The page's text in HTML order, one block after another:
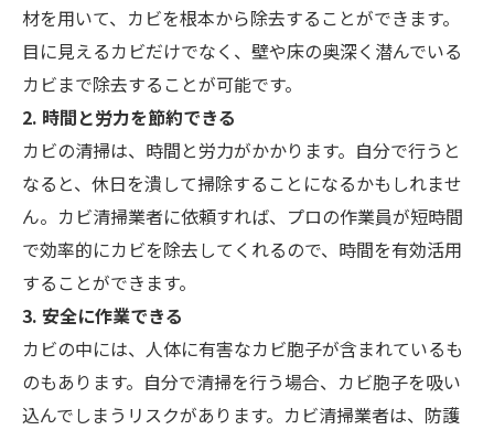
材を用いて、カビを根本から除去することができます。
目に見えるカビだけでなく、壁や床の奥深く潜んでいる
カビまで除去することが可能です。
2. 時間と労力を節約できる
カビの清掃は、時間と労力がかかります。自分で行うと
なると、休日を潰して掃除することになるかもしれませ
ん。カビ清掃業者に依頼すれば、プロの作業員が短時間
で効率的にカビを除去してくれるので、時間を有効活用
することができます。
3. 安全に作業できる
カビの中には、人体に有害なカビ胞子が含まれているも
のもあります。自分で清掃を行う場合、カビ胞子を吸い
込んでしまうリスクがあります。カビ清掃業者は、防護